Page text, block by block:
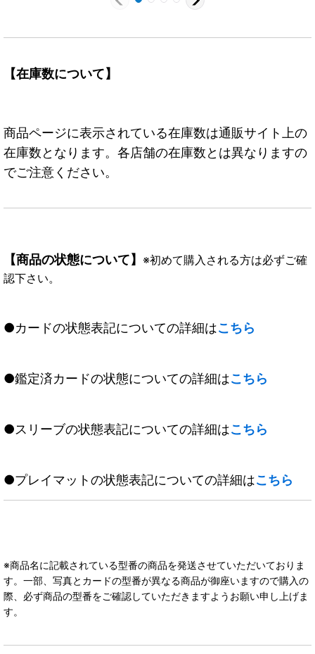
【在庫数について】
商品ページに表示されている在庫数は通販サイト上の
在庫数となります。各店舗の在庫数とは異なりますの
でご注意ください。
【商品の状態について】 ※初めて購入される方は必ずご確
認下さい。
●カードの状態表記についての詳細はこちら
●鑑定済カードの状態についての詳細はこちら
●スリーブの状態表記についての詳細はこちら
●プレイマットの状態表記についての詳細はこちら
※商品名に記載されている型番の商品を発送させていただいておりま
す。一部、写真とカードの型番が異なる商品が御座いますので購入の
際、必ず商品の型番をご確認していただきますようお願い申し上げま
す。